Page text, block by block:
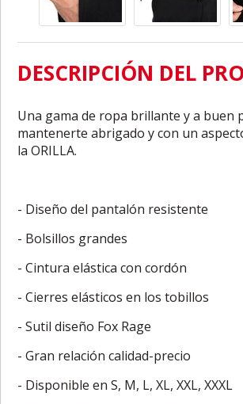
DESCRIPCIÓN DEL
Una gama de ropa brillante y a buen
mantenerte abrigado y con un
la ORILLA.
- Diseño del pantalón resistente
- Bolsillos grandes
- Cintura elástica con cordón
- Cierres elásticos en los tobillos
- Sutil diseño Fox Rage
- Gran relación calidad-precio
- Disponible en S, M, L, XL, XXL, XXXL